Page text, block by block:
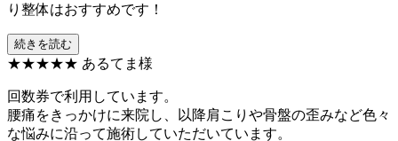
り整体はおすすめです！
続きを読む
★★★★★ あるてま様
回数券で利用しています。
腰痛をきっかけに来院し、以降肩こりや骨盤の歪みなど色々
な悩みに沿って施術していただいています。